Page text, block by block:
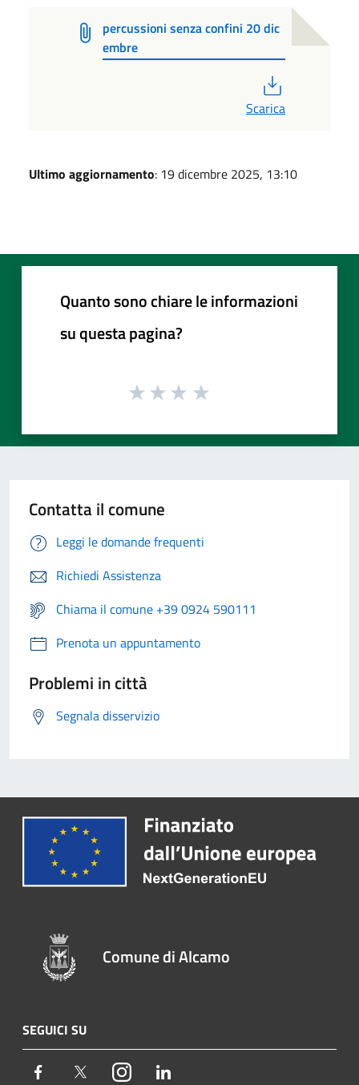
percussioni senza confini 20 dic
embre
Scarica
Ultimo aggiornamento: 19 dicembre 2025, 13:10
Quanto sono chiare le informazioni
su questa pagina?
Contatta il comune
Leggi le domande frequenti
Richiedi Assistenza
Chiama il comune +39 0924 590111
Prenota un appuntamento
Problemi in città
Segnala disservizio
Comune di Alcamo
SEGUICI SU
Facebook TwitterInstagram